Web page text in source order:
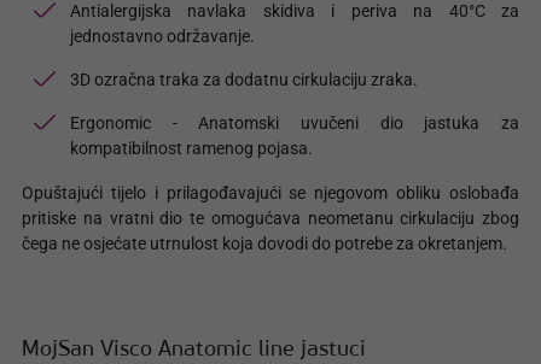
Antialergijska navlaka skidiva i periva na 40°C za
jednostavno održavanje.
3D ozračna traka za dodatnu cirkulaciju zraka.
Ergonomic - Anatomski uvučeni dio jastuka za
kompatibilnost ramenog pojasa.
Opuštajući tijelo i prilagođavajući se njegovom obliku oslobađa
pritiske na vratni dio te omogućava neometanu cirkulaciju zbog
čega ne osjećate utrnulost koja dovodi do potrebe za okretanjem.
MojSan Visco Anatomic line jastuci